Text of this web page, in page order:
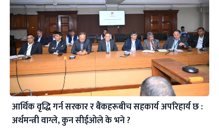
आर्थिक वृद्धि गर्न सरकार र बैंकहरूबीच सहकार्य अपरिहार्य छ :
अर्थमन्त्री वाग्ले, कुन सीईओले के भने ?